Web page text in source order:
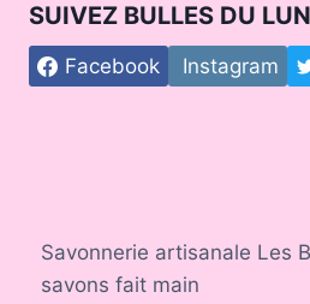
SUIVEZ BULLES DU
Facebook Instagram
Savonnerie artisanale Les
savons fait main